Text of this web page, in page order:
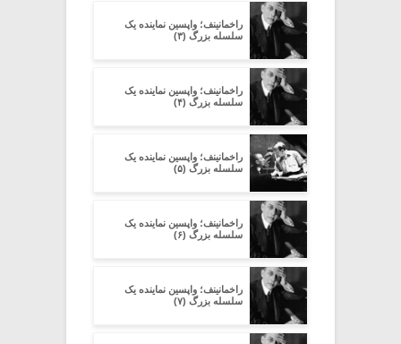
راخمانینف؛ واپسین نماینده یک
سلسله بزرگ (۳)
راخمانینف؛ واپسین نماینده یک
سلسله بزرگ (۴)
راخمانینف؛ واپسین نماینده یک
سلسله بزرگ (۵)
راخمانینف؛ واپسین نماینده یک
سلسله بزرگ (۶)
راخمانینف؛ واپسین نماینده یک
سلسله بزرگ (۷)